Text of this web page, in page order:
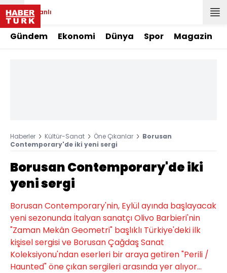
Canlı
Gündem Ekonomi Dünya Spor Magazin
Haberler Kültür-Sanat Öne Çıkanlar
Borusan
Contemporary'de iki yeni sergi
Borusan Contemporary'de iki
yeni sergi
Borusan Contemporary'nin, Eylül ayında başlayacak
yeni sezonunda İtalyan sanatçı Olivo Barbieri'nin
"Zaman Mekân Geometri" başlıklı Türkiye'deki ilk
kişisel sergisi ve Borusan Çağdaş Sanat
Koleksiyonu'ndan eserleri bir araya getiren "Perili /
Haunted" öne çıkan sergileri arasında yer alıyor...